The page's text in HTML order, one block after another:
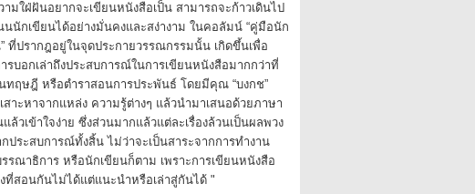
มใฝ่ฝันอยากจะเขียนหนังสือเป็น สามารถจะก้าวเดินไป
นักเขียนได้อย่างมั่นคงและสง่างาม ในคอลัมน์ “คู่มือนัก
ที่ปรากฎอยู่ในจุดประกายวรรณกรรมนั้น เกิดขึ้นเพื่อ
รบอกเล่าถึงประสบการณ์ในการเขียนหนังสือมากกว่าที่
ทฤษฎี หรือตำราสอนการประพันธ์ โดยมีคุณ “บงกช”
สาะหาจากแหล่ง ความรู้ต่างๆ แล้วนำมาเสนอด้วยภาษา
ล้วเข้าใจง่าย ซึ่งส่วนมากแล้วแต่ละเรื่องล้วนเป็นผลพวง
ประสบการณ์ทั้งสิ้น ไม่ว่าจะเป็นสาระจากการทำงาน
รณาธิการ หรือนักเขียนก็ตาม เพราะการเขียนหนังสือ
งที่สอนกันไม่ได้แต่แนะนำหรือเล่าสู่กันได้ "